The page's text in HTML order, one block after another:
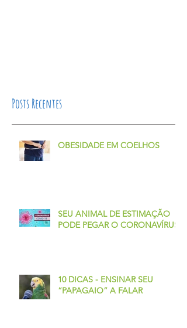
Posts Recentes
OBESIDADE EM COELHOS
SEU ANIMAL DE ESTIMAÇÃO
PODE PEGAR O CORONAVÍRUS?
10 DICAS - ENSINAR SEU
“PAPAGAIO” A FALAR